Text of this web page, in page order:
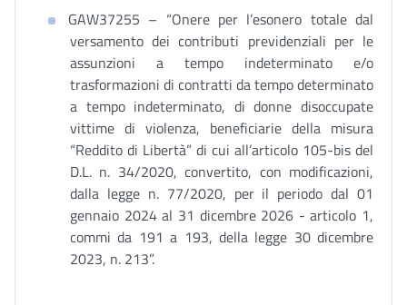
GAW37255 – “Onere per l’esonero totale dal
versamento dei contributi previdenziali per le
assunzioni a tempo indeterminato e/o
trasformazioni di contratti da tempo determinato
a tempo indeterminato, di donne disoccupate
vittime di violenza, beneficiarie della misura
“Reddito di Libertà” di cui all’articolo 105-bis del
D.L. n. 34/2020, convertito, con modificazioni,
dalla legge n. 77/2020, per il periodo dal 01
gennaio 2024 al 31 dicembre 2026 - articolo 1,
commi da 191 a 193, della legge 30 dicembre
2023, n. 213”.